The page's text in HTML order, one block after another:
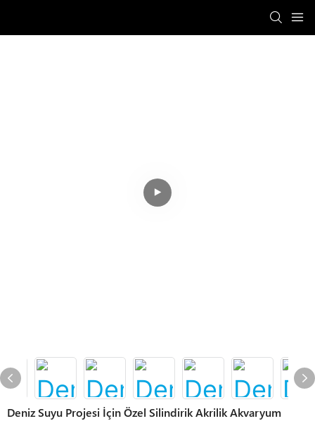
Deniz Suyu Projesi İçin Özel Silindirik Akrilik Akvaryum